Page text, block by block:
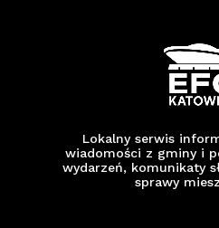
Lokalny serwis
wiadomości z gminy i
wydarzeń, komunikaty
sprawy